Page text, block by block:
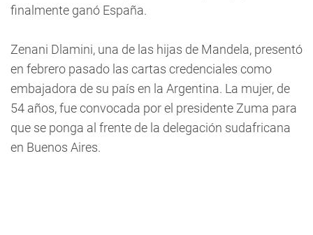
finalmente ganó España.
Zenani Dlamini, una de las hijas de Mandela, presentó
en febrero pasado las cartas credenciales como
embajadora de su país en la Argentina. La mujer, de
54 años, fue convocada por el presidente Zuma para
que se ponga al frente de la delegación sudafricana
en Buenos Aires.